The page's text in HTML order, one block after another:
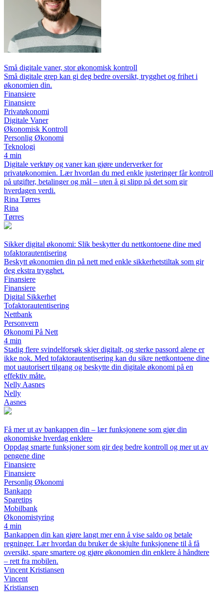
Små digitale vaner, stor økonomisk kontroll
Små digitale grep kan gi deg bedre oversikt, trygghet og frihet i
økonomien din.
Finansiere
Finansiere
Privatøkonomi
Digitale Vaner
Økonomisk Kontroll
Personlig Økonomi
Teknologi
4 min
Digitale verktøy og vaner kan gjøre underverker for
privatøkonomien. Lær hvordan du med enkle justeringer får kontroll
på utgifter, betalinger og mål – uten å gi slipp på det som gir
hverdagen verdi.
Rina Tørres
Rina
Tørres
Sikker digital økonomi: Slik beskytter du nettkontoene dine med
tofaktorautentisering
Beskytt økonomien din på nett med enkle sikkerhetstiltak som gir
deg ekstra trygghet.
Finansiere
Finansiere
Digital Sikkerhet
Tofaktorautentisering
Nettbank
Personvern
Økonomi På Nett
4 min
Stadig flere svindelforsøk skjer digitalt, og sterke passord alene er
ikke nok. Med tofaktorautentisering kan du sikre nettkontoene dine
mot uautorisert tilgang og beskytte din digitale økonomi på en
effektiv måte.
Nelly Aasnes
Nelly
Aasnes
Få mer ut av bankappen din – lær funksjonene som gjør din
økonomiske hverdag enklere
Oppdag smarte funksjoner som gir deg bedre kontroll og mer ut av
pengene dine
Finansiere
Finansiere
Personlig Økonomi
Bankapp
Sparetips
Mobilbank
Økonomistyring
4 min
Bankappen din kan gjøre langt mer enn å vise saldo og betale
regninger. Lær hvordan du bruker de skjulte funksjonene til å få
oversikt, spare smartere og gjøre økonomien din enklere å håndtere
– rett fra mobilen.
Vincent Kristiansen
Vincent
Kristiansen